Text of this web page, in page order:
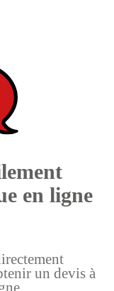
en ligne
un devis à